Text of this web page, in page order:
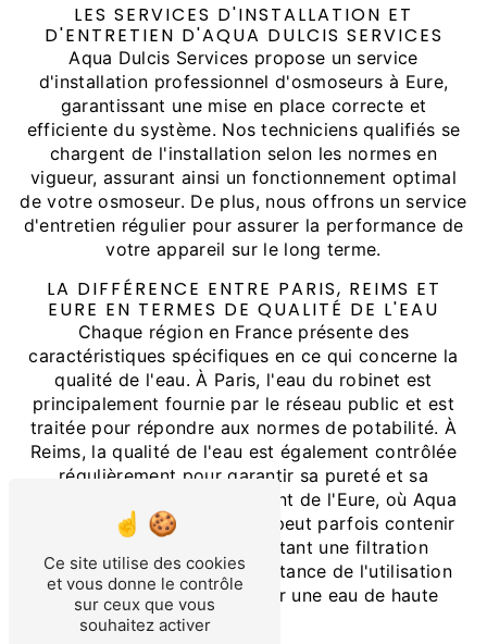
LES SERVICES D'INSTALLATION ET
D'ENTRETIEN D'AQUA DULCIS SERVICES
Aqua Dulcis Services propose un service
d'installation professionnel d'osmoseurs à Eure,
garantissant une mise en place correcte et
efficiente du système. Nos techniciens qualifiés se
chargent de l'installation selon les normes en
vigueur, assurant ainsi un fonctionnement optimal
de votre osmoseur. De plus, nous offrons un service
d'entretien régulier pour assurer la performance de
votre appareil sur le long terme.
LA DIFFÉRENCE ENTRE PARIS, REIMS ET
EURE EN TERMES DE QUALITÉ DE L'EAU
Chaque région en France présente des
caractéristiques spécifiques en ce qui concerne la
qualité de l'eau. À Paris, l'eau du robinet est
principalement fournie par le réseau public et est
traitée pour répondre aux normes de potabilité. À
Reims, la qualité de l'eau est également contrôlée
régulièrement pour garantir sa pureté et sa
salubrité. Dans le département de l'Eure, où Aqua
Dulcis Services opère, l'eau peut parfois contenir
des contaminants nécessitant une filtration
supplémentaire, d'où l'importance de l'utilisation
d'un osmoseur pour obtenir une eau de haute
Ce site utilise des cookies
et vous donne le contrôle
sur ceux que vous
souhaitez activer